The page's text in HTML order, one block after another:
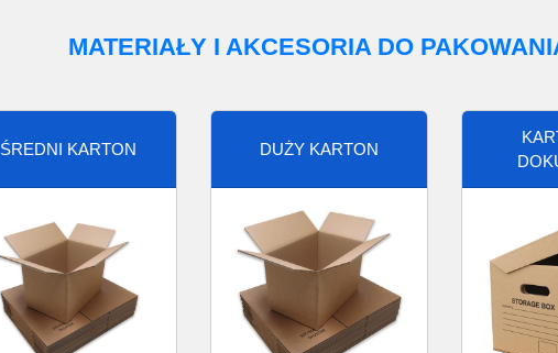
MATERIAŁY I AKCESORIA DO
ŚREDNI KARTON DUŻY KARTON